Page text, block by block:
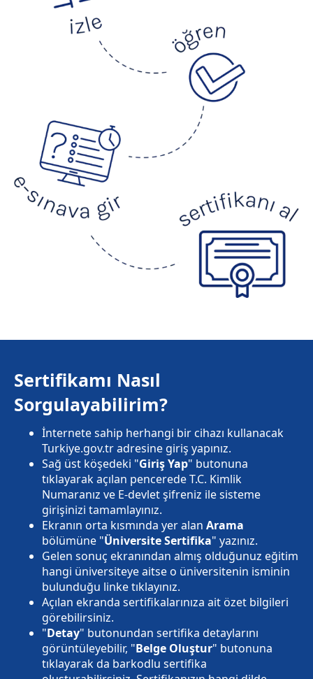
Sertifikamı Nasıl
Sorgulayabilirim?
İnternete sahip herhangi bir cihazı kullanacak
Turkiye.gov.tr adresine giriş yapınız.
Sağ üst köşedeki "Giriş Yap" butonuna
tıklayarak açılan pencerede T.C. Kimlik
Numaranız ve E-devlet şifreniz ile sisteme
girişinizi tamamlayınız.
Ekranın orta kısmında yer alan Arama
bölümüne "Üniversite Sertifika" yazınız.
Gelen sonuç ekranından almış olduğunuz eğitim
hangi üniversiteye aitse o üniversitenin isminin
bulunduğu linke tıklayınız.
Açılan ekranda sertifikalarınıza ait özet bilgileri
görebilirsiniz.
"Detay" butonundan sertifika detaylarını
görüntüleyebilir, "Belge Oluştur" butonuna
tıklayarak da barkodlu sertifika